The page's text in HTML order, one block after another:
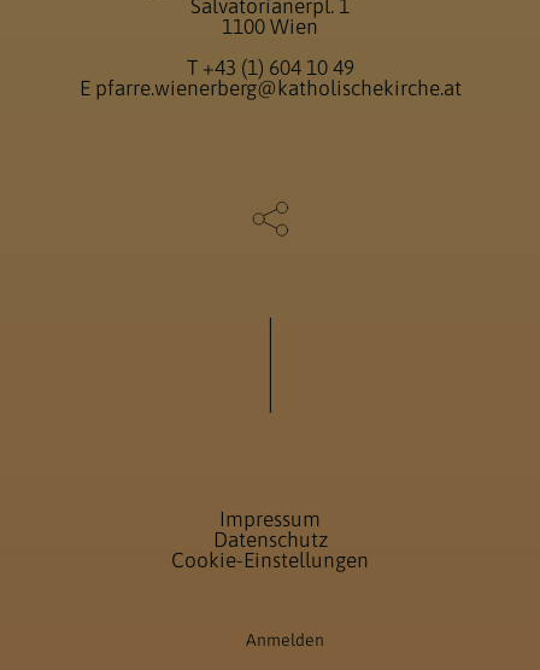
Salvatorianerpl. 1
1100 Wien
T +43 (1) 604 10 49
E pfarre.wienerberg@katholischekirche.at
Impressum
Datenschutz
Cookie-Einstellungen
Anmelden